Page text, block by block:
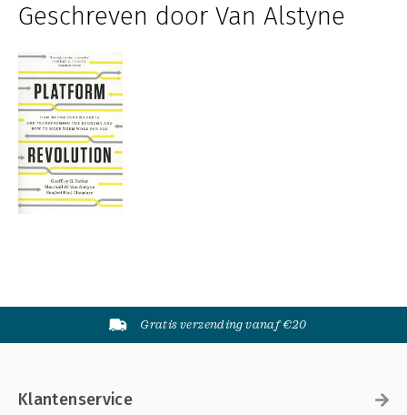
Geschreven door Van Alstyne
Gratis verzending vanaf €20
Klantenservice